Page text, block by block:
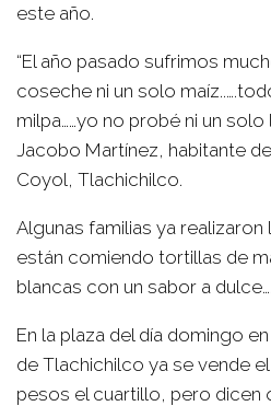
este año.
“El año pasado sufrimos
coseche ni un solo
milpa……yo no probé ni un solo
Jacobo Martínez, habitante
Coyol, Tlachichilco.
Algunas familias ya
están comiendo tortillas de
blancas con un sabor a
En la plaza del día domingo
de Tlachichilco ya se vende
pesos el cuartillo, pero dicen